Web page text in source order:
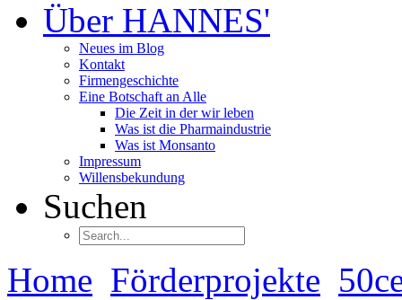
Über HANNES'
Neues im Blog
Kontakt
Firmengeschichte
Eine Botschaft an Alle
Die Zeit in der wir leben
Was ist die Pharmaindustrie
Was ist Monsanto
Impressum
Willensbekundung
Suchen
Home Förderprojekte